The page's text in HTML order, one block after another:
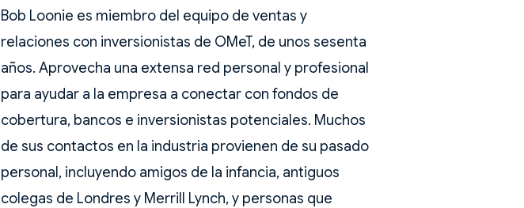
Bob Loonie es miembro del equipo de ventas y
relaciones con inversionistas de OMeT, de unos sesenta
años. Aprovecha una extensa red personal y profesional
para ayudar a la empresa a conectar con fondos de
cobertura, bancos e inversionistas potenciales. Muchos
de sus contactos en la industria provienen de su pasado
personal, incluyendo amigos de la infancia, antiguos
colegas de Londres y Merrill Lynch, y personas que